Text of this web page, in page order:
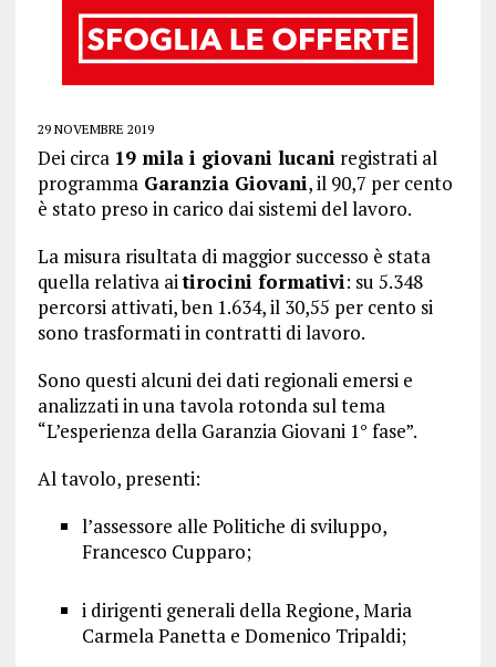
29 NOVEMBRE 2019
Dei circa 19 mila i giovani lucani registrati al
programmaGaranzia Giovani, il 90,7 per cento
è stato preso in carico dai sistemi del lavoro.
La misura risultata di maggior successo è stata
quella relativa aitirocini formativi: su 5.348
percorsi attivati, ben 1.634, il 30,55 per cento si
sono trasformati in contratti di lavoro.
Sono questi alcuni dei dati regionali emersi e
analizzati in una tavola rotonda sul tema
“L’esperienza della Garanzia Giovani 1° fase”.
Al tavolo, presenti:
l’assessore alle Politiche di sviluppo,
Francesco Cupparo;
i dirigenti generali della Regione, Maria
Carmela Panetta e Domenico Tripaldi;